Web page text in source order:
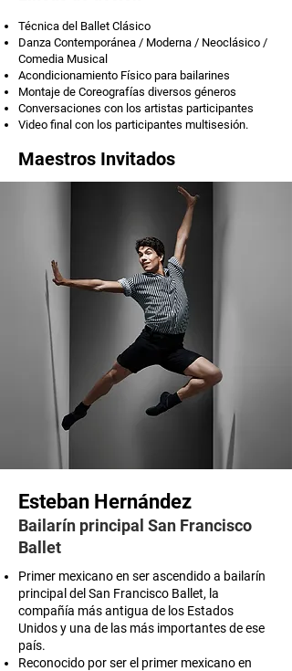
Técnica del Ballet Clásico
Danza Contemporánea / Moderna / Neoclásico /
Comedia Musical
Acondicionamiento Físico para bailarines
Montaje de Coreografías diversos géneros
Conversaciones con los artistas participantes
Video final con los participantes multisesión.
Maestros Invitados
Esteban Hernández
Bailarín principal San Francisco
Ballet
Primer mexicano en ser ascendido a bailarín
principal del San Francisco Ballet, la
compañía más antigua de los Estados
Unidos y una de las más importantes de ese
país.
Reconocido por ser el primer mexicano en